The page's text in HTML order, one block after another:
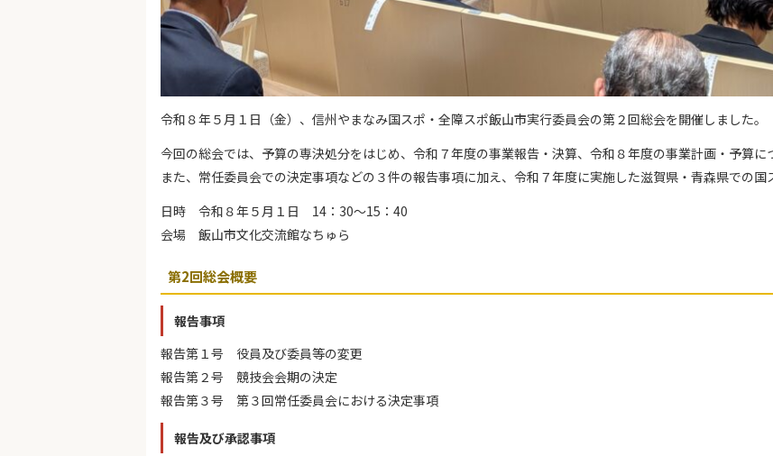
令和８年５月１日（金）、信州やまなみ国スポ・全障スポ飯山市実行委員会の第２回総会を開催しました。
今回の総会では、予算の専決処分をはじめ、令和７年度の事業報告・決算、令和８年度の事業計画・予算に
また、常任委員会での決定事項などの３件の報告事項に加え、令和７年度に実施した滋賀県・青森県での国
日時 令和８年５月１日 14：30～15：40
会場 飯山市文化交流館なちゅら
第2回総会概要
報告事項
報告第１号 役員及び委員等の変更
報告第２号 競技会会期の決定
報告第３号 第３回常任委員会における決定事項
報告及び承認事項